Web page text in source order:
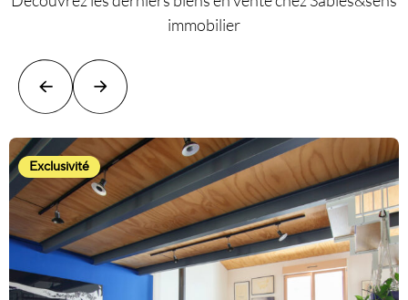
immobilier
Exclusivité